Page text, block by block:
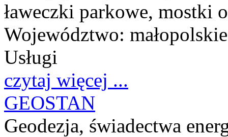
ławeczki parkowe, mostki
Województwo: małopolskie
Usługi
czytaj więcej ...
GEOSTAN
Geodezja, świadectwa